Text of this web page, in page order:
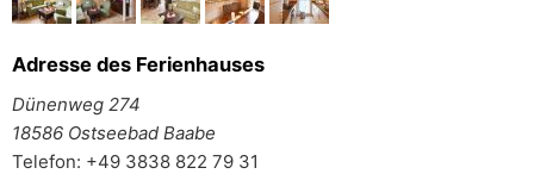
Adresse des Ferienhauses
Dünenweg 274
18586 Ostseebad Baabe
Telefon: +49 3838 822 79 31